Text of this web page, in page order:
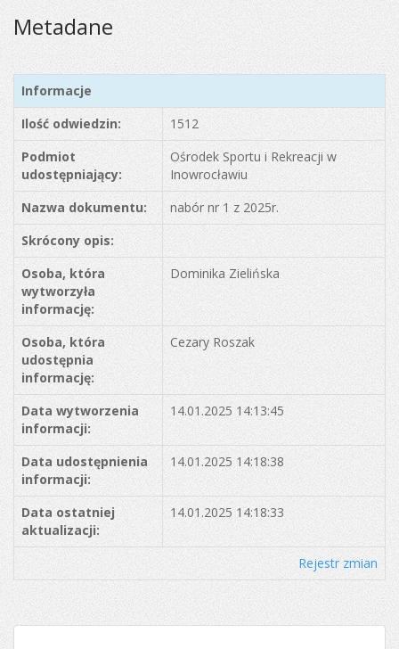
Metadane
Informacje
Ilość odwiedzin:
1512
Podmiot
udostępniający:
Ośrodek Sportu i Rekreacji w
Inowrocławiu
Nazwa dokumentu:
nabór nr 1 z 2025r.
Skrócony opis:
Osoba, która
wytworzyła
informację:
Dominika Zielińska
Osoba, która
udostępnia
informację:
Cezary Roszak
Data wytworzenia
informacji:
14.01.2025 14:13:45
Data udostępnienia
informacji:
14.01.2025 14:18:38
Data ostatniej
aktualizacji:
14.01.2025 14:18:33
Rejestr zmian